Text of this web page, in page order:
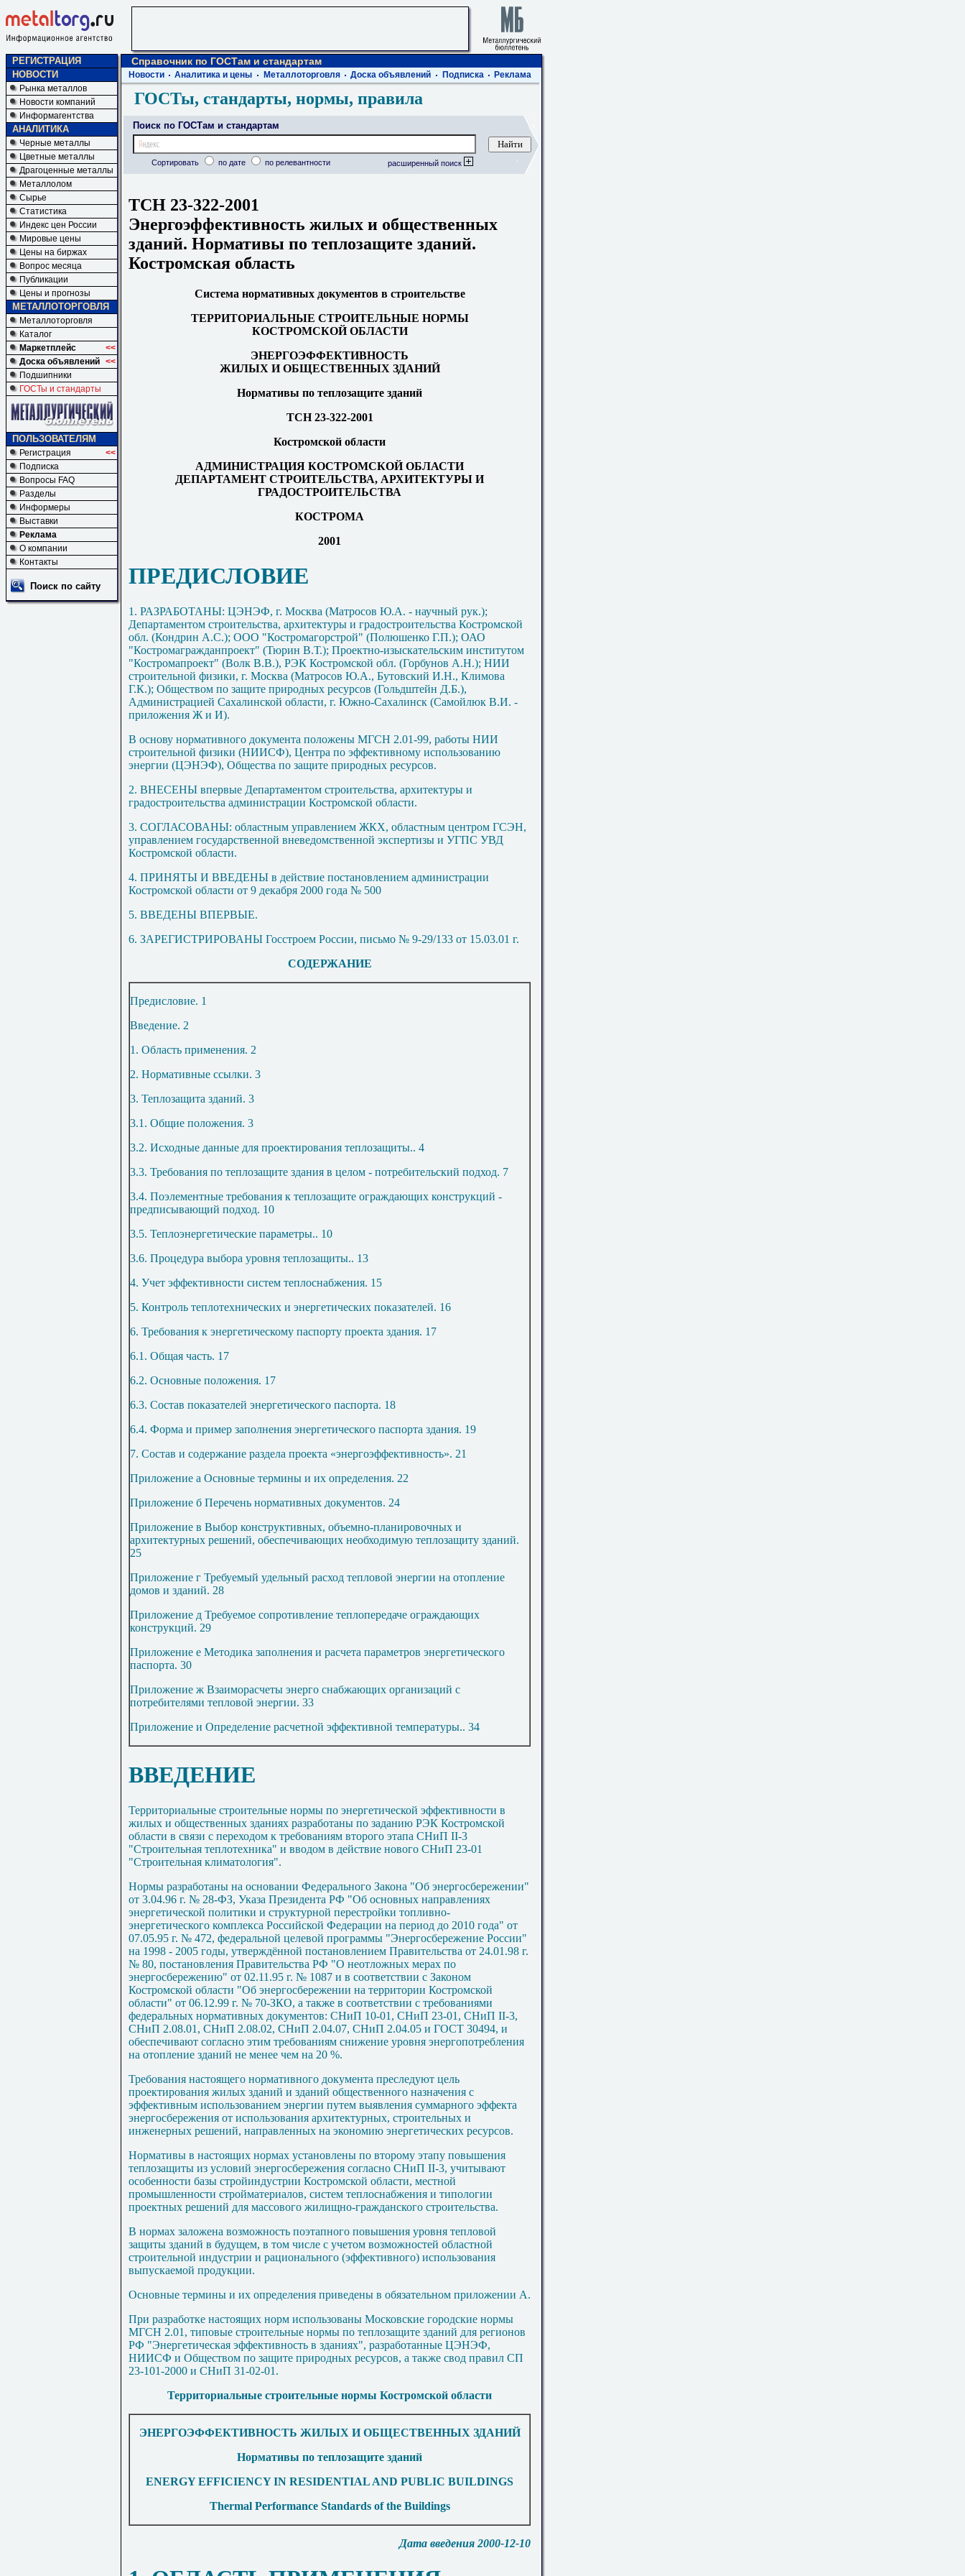
РЕГИСТРАЦИЯ
НОВОСТИ
Рынка металлов
Новости компаний
Информагентства
АНАЛИТИКА
Черные металлы
Цветные металлы
Драгоценные металлы
Металлолом
Сырье
Статистика
Индекс цен России
Мировые цены
Цены на биржах
Вопрос месяца
Публикации
Цены и прогнозы
МЕТАЛЛОТОРГОВЛЯ
Металлоторговля
Каталог
Маркетплейс
<<
Доска объявлений <<
Подшипники
ГОСТы и стандарты
ПОЛЬЗОВАТЕЛЯМ
Регистрация
<<
Подписка
Вопросы FAQ
Разделы
Информеры
Выставки
Реклама
О компании
Контакты
Поиск по сайту
Справочник по ГОСТам и стандартам
Новости Аналитика и цены Металлоторговля Доска объявлений Подписка Реклама
ГОСТы, стандарты, нормы, правила
Поиск по ГОСТам и стандартам
Сортировать по дате по релевантности расширенный поиск
ТСН 23-322-2001
Энергоэффективность жилых и общественных
зданий. Нормативы по теплозащите зданий.
Костромская область
Система нормативных документов в строительстве
ТЕРРИТОРИАЛЬНЫЕ СТРОИТЕЛЬНЫЕ НОРМЫ
КОСТРОМСКОЙ ОБЛАСТИ
ЭНЕРГОЭФФЕКТИВНОСТЬ
ЖИЛЫХ И ОБЩЕСТВЕННЫХ ЗДАНИЙ
Нормативы по теплозащите зданий
ТСН 23-322-2001
Костромской области
АДМИНИСТРАЦИЯ КОСТРОМСКОЙ ОБЛАСТИ
ДЕПАРТАМЕНТ СТРОИТЕЛЬСТВА, АРХИТЕКТУРЫ И
ГРАДОСТРОИТЕЛЬСТВА
КОСТРОМА
2001
ПРЕДИСЛОВИЕ
1. РАЗРАБОТАНЫ: ЦЭНЭФ, г. Москва (Матросов Ю.А. - научный рук.);
Департаментом строительства, архитектуры и градостроительства Костромской
обл. (Кондрин А.С.); ООО "Костромагорстрой" (Полюшенко Г.П.); ОАО
"Костромагражданпроект" (Тюрин В.Т.); Проектно-изыскательским институтом
"Костромапроект" (Волк В.В.), РЭК Костромской обл. (Горбунов А.Н.); НИИ
строительной физики, г. Москва (Матросов Ю.А., Бутовский И.Н., Климова
Г.К.); Обществом по защите природных ресурсов (Гольдштейн Д.Б.),
Администрацией Сахалинской области, г. Южно-Сахалинск (Самойлюк В.И. -
приложения Ж и И).
В основу нормативного документа положены МГСН 2.01-99, работы НИИ
строительной физики (НИИСФ), Центра по эффективному использованию
энергии (ЦЭНЭФ), Общества по защите природных ресурсов.
2. ВНЕСЕНЫ впервые Департаментом строительства, архитектуры и
градостроительства администрации Костромской области.
3. СОГЛАСОВАНЫ: областным управлением ЖКХ, областным центром ГСЭН,
управлением государственной вневедомственной экспертизы и УГПС УВД
Костромской области.
4. ПРИНЯТЫ И ВВЕДЕНЫ в действие постановлением администрации
Костромской области от 9 декабря 2000 года № 500
5. ВВЕДЕНЫ ВПЕРВЫЕ.
6. ЗАРЕГИСТРИРОВАНЫ Госстроем России, письмо № 9-29/133 от 15.03.01 г.
СОДЕРЖАНИЕ
Предисловие. 1
Введение. 2
1. Область применения. 2
2. Нормативные ссылки. 3
3. Теплозащита зданий. 3
3.1. Общие положения. 3
3.2. Исходные данные для проектирования теплозащиты.. 4
3.3. Требования по теплозащите здания в целом - потребительский подход. 7
3.4. Поэлементные требования к теплозащите ограждающих конструкций -
предписывающий подход. 10
3.5. Теплоэнергетические параметры.. 10
3.6. Процедура выбора уровня теплозащиты.. 13
4. Учет эффективности систем теплоснабжения. 15
5. Контроль теплотехнических и энергетических показателей. 16
6. Требования к энергетическому паспорту проекта здания. 17
6.1. Общая часть. 17
6.2. Основные положения. 17
6.3. Состав показателей энергетического паспорта. 18
6.4. Форма и пример заполнения энергетического паспорта здания. 19
7. Состав и содержание раздела проекта «энергоэффективность». 21
Приложение а Основные термины и их определения. 22
Приложение б Перечень нормативных документов. 24
Приложение в Выбор конструктивных, объемно-планировочных и
архитектурных решений, обеспечивающих необходимую теплозащиту зданий.
25
Приложение г Требуемый удельный расход тепловой энергии на отопление
домов и зданий. 28
Приложение д Требуемое сопротивление теплопередаче ограждающих
конструкций. 29
Приложение е Методика заполнения и расчета параметров энергетического
паспорта. 30
Приложение ж Взаиморасчеты энерго снабжающих организаций с
потребителями тепловой энергии. 33
Приложение и Определение расчетной эффективной температуры.. 34
ВВЕДЕНИЕ
Территориальные строительные нормы по энергетической эффективности в
жилых и общественных зданиях разработаны по заданию РЭК Костромской
области в связи с переходом к требованиям второго этапа СНиП II-3
"Строительная теплотехника" и вводом в действие нового СНиП 23-01
"Строительная климатология".
Нормы разработаны на основании Федерального Закона "Об энергосбережении"
от 3.04.96 г. № 28-ФЗ, Указа Президента РФ "Об основных направлениях
энергетической политики и структурной перестройки топливно-
энергетического комплекса Российской Федерации на период до 2010 года" от
07.05.95 г. № 472, федеральной целевой программы "Энергосбережение России"
на 1998 - 2005 годы, утверждённой постановлением Правительства от 24.01.98 г.
№ 80, постановления Правительства РФ "О неотложных мерах по
энергосбережению" от 02.11.95 г. № 1087 и в соответствии с Законом
Костромской области "Об энергосбережении на территории Костромской
области" от 06.12.99 г. № 70-ЗКО, а также в соответствии с требованиями
федеральных нормативных документов: СНиП 10-01, СНиП 23-01, СНиП II-3,
СНиП 2.08.01, СНиП 2.08.02, СНиП 2.04.07, СНиП 2.04.05 и ГОСТ 30494, и
обеспечивают согласно этим требованиям снижение уровня энергопотребления
на отопление зданий не менее чем на 20 %.
Требования настоящего нормативного документа преследуют цель
проектирования жилых зданий и зданий общественного назначения с
эффективным использованием энергии путем выявления суммарного эффекта
энергосбережения от использования архитектурных, строительных и
инженерных решений, направленных на экономию энергетических ресурсов.
Нормативы в настоящих нормах установлены по второму этапу повышения
теплозащиты из условий энергосбережения согласно СНиП II-3, учитывают
особенности базы стройиндустрии Костромской области, местной
промышленности стройматериалов, систем теплоснабжения и типологии
проектных решений для массового жилищно-гражданского строительства.
В нормах заложена возможность поэтапного повышения уровня тепловой
защиты зданий в будущем, в том числе с учетом возможностей областной
строительной индустрии и рационального (эффективного) использования
выпускаемой продукции.
Основные термины и их определения приведены в обязательном приложении А.
При разработке настоящих норм использованы Московские городские нормы
МГСН 2.01, типовые строительные нормы по теплозащите зданий для регионов
РФ "Энергетическая эффективность в зданиях", разработанные ЦЭНЭФ,
НИИСФ и Обществом по защите природных ресурсов, а также свод правил СП
23-101-2000 и СНиП 31-02-01.
Территориальные строительные нормы Костромской области
ЭНЕРГОЭФФЕКТИВНОСТЬ ЖИЛЫХ И ОБЩЕСТВЕННЫХ ЗДАНИЙ
Нормативы по теплозащите зданий
ENERGY EFFICIENCY IN RESIDENTIAL AND PUBLIC BUILDINGS
Thermal Performance Standards of the Buildings
Дата введения 2000-12-10